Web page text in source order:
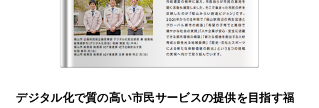
デジタル化で質の高い市民サービスの提供を目指す福